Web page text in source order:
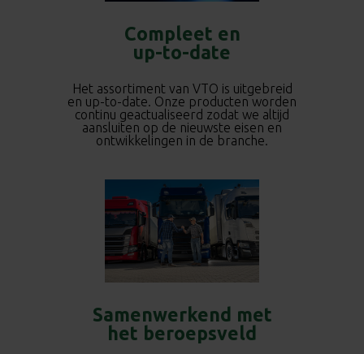
Compleet en
up-to-date
Het assortiment van VTO is uitgebreid
en up-to-date. Onze producten worden
continu geactualiseerd zodat we altijd
aansluiten op de nieuwste eisen en
ontwikkelingen in de branche.
Samenwerkend met
het beroepsveld